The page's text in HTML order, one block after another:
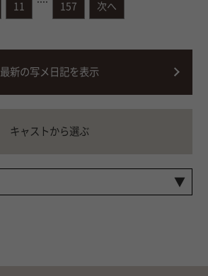
11 157 次へ
最新の写メ日記を表示
キャストから選ぶ